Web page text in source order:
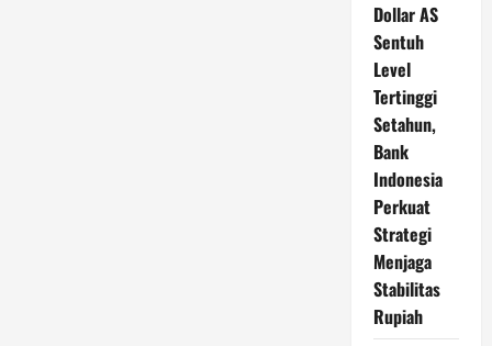
Dollar AS
Sentuh
Level
Tertinggi
Setahun,
Bank
Indonesia
Perkuat
Strategi
Menjaga
Stabilitas
Rupiah